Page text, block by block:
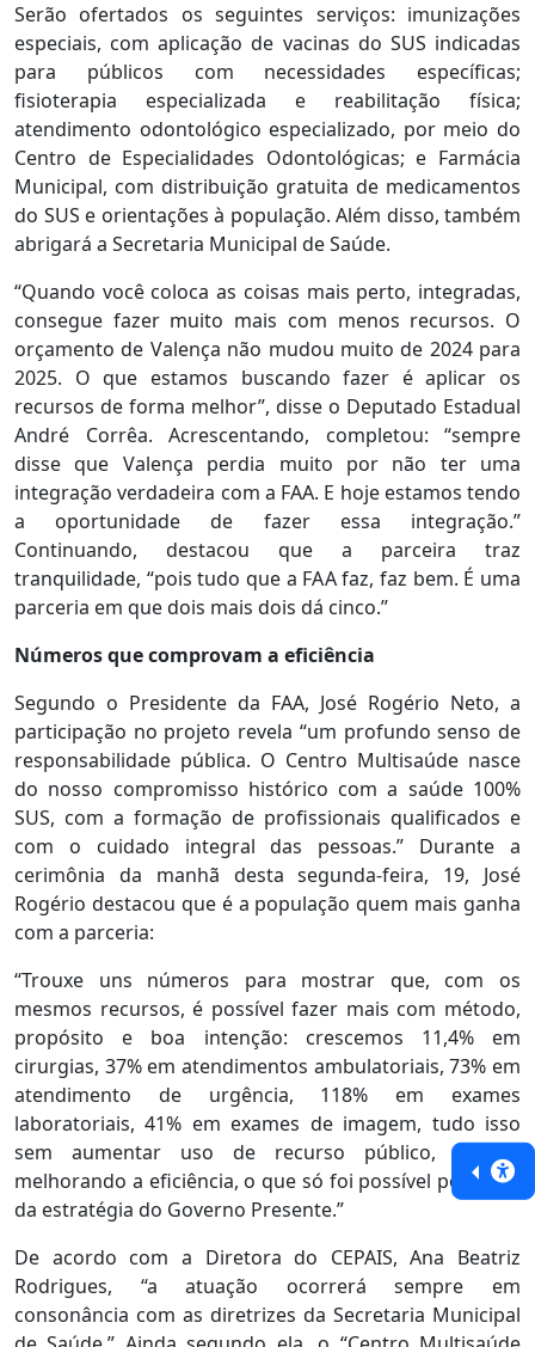
Serão ofertados os seguintes serviços: imunizações
especiais, com aplicação de vacinas do SUS indicadas
para públicos com necessidades específicas;
fisioterapia especializada e reabilitação física;
atendimento odontológico especializado, por meio do
Centro de Especialidades Odontológicas; e Farmácia
Municipal, com distribuição gratuita de medicamentos
do SUS e orientações à população. Além disso, também
abrigará a Secretaria Municipal de Saúde.
“Quando você coloca as coisas mais perto, integradas,
consegue fazer muito mais com menos recursos. O
orçamento de Valença não mudou muito de 2024 para
2025. O que estamos buscando fazer é aplicar os
recursos de forma melhor”, disse o Deputado Estadual
André Corrêa. Acrescentando, completou: “sempre
disse que Valença perdia muito por não ter uma
integração verdadeira com a FAA. E hoje estamos tendo
a oportunidade de fazer essa integração.”
Continuando, destacou que a parceira traz
tranquilidade, “pois tudo que a FAA faz, faz bem. É uma
parceria em que dois mais dois dá cinco.”
Números que comprovam a eficiência
Segundo o Presidente da FAA, José Rogério Neto, a
participação no projeto revela “um profundo senso de
responsabilidade pública. O Centro Multisaúde nasce
do nosso compromisso histórico com a saúde 100%
SUS, com a formação de profissionais qualificados e
com o cuidado integral das pessoas.” Durante a
cerimônia da manhã desta segunda-feira, 19, José
Rogério destacou que é a população quem mais ganha
com a parceria:
“Trouxe uns números para mostrar que, com os
mesmos recursos, é possível fazer mais com método,
propósito e boa intenção: crescemos 11,4% em
cirurgias, 37% em atendimentos ambulatoriais, 73% em
atendimento de urgência, 118% em exames
laboratoriais, 41% em exames de imagem, tudo isso
sem aumentar uso de recurso público, apenas
melhorando a eficiência, o que só foi possível por meio
da estratégia do Governo Presente.”
De acordo com a Diretora do CEPAIS, Ana Beatriz
Rodrigues, “a atuação ocorrerá sempre em
consonância com as diretrizes da Secretaria Municipal